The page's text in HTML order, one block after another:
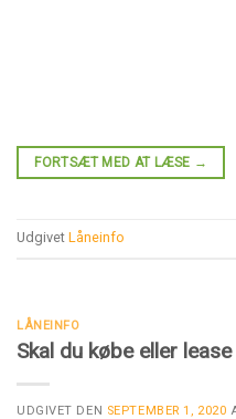
FORTSÆT MED AT LÆSE →
Udgivet Låneinfo
LÅNEINFO
Skal du købe eller
UDGIVET DEN SEPTEMBER 1, 2020